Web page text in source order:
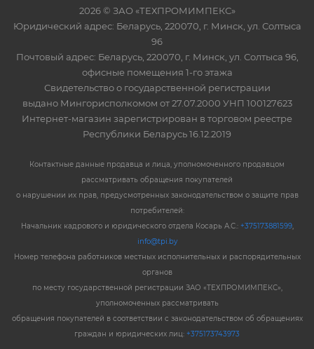
2026 © ЗАО «ТЕХПРОМИМПЕКС»
Юридический адрес: Беларусь, 220070, г. Минск, ул. Солтыса
96
Почтовый адрес: Беларусь, 220070, г. Минск, ул. Солтыса 96,
офисные помещения 1-го этажа
Свидетельство о государственной регистрации
выдано Мингорисполкомом от 27.07.2000 УНП 100127623
Интернет-магазин зарегистрирован в торговом реестре
Республики Беларусь 16.12.2019
Контактные данные продавца и лица, уполномоченного продавцом
рассматривать обращения покупателей
о нарушении их прав, предусмотренных законодательством о защите прав
потребителей:
Начальник кадрового и юридического отдела Косарь А.С.: +375173881599,
info@tpi.by
Номер телефона работников местных исполнительных и распорядительных
органов
по месту государственной регистрации ЗАО «ТЕХПРОМИМПЕКС»,
уполномоченных рассматривать
обращения покупателей в соответствии с законодательством об обращениях
граждан и юридических лиц: +375173743973